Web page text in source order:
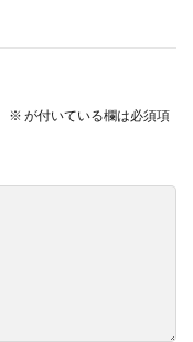
※ が付いている欄は必須項